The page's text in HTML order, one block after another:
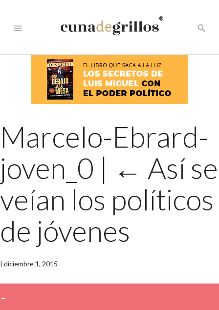
menu
®
search
Marcelo-Ebrard-
joven_0 | ← Así se
veían los políticos
de jóvenes
| diciembre 1, 2015
←